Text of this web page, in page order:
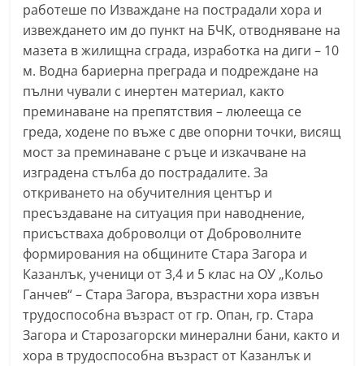
g
a
l
l
e
r
y
-
k
a
z
a
n
l
a
k
работеше по Изваждане на пострадали хора и
извеждането им до пункт на БЧК, отводняване на
мазета в жилищна сграда, изработка на диги – 10
м. Водна бариерна преграда и подреждане на
пълни чували с инертен материал, както
преминаване на препятствия – люлееща се
греда, ходене по въже с две опорни точки, висящ
мост за преминаване с ръце и изкачване на
изградена стълба до пострадалите. За
откриването на обучителния център и
пресъздаване на ситуация при наводнение,
присъстваха доброволци от Доброволните
формирования на общините Стара Загора и
Казанлък, ученици от 3,4 и 5 клас на ОУ „Кольо
Ганчев“ – Стара Загора, възрастни хора извън
трудоспособна възраст от гр. Опан, гр. Стара
Загора и Старозагорски минерални бани, както и
хора в трудоспособна възраст от Казанлък и